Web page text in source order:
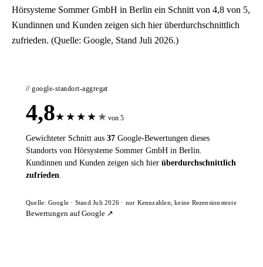
Hörsysteme Sommer GmbH in Berlin ein Schnitt von 4,8 von 5,
Kundinnen und Kunden zeigen sich hier überdurchschnittlich
zufrieden. (Quelle: Google, Stand Juli 2026.)
// google-standort-aggregat
4,8★ ★ ★ ★ ★ von 5
Gewichteter Schnitt aus 37 Google-Bewertungen dieses
Standorts von Hörsysteme Sommer GmbH in Berlin.
Kundinnen und Kunden zeigen sich hier überdurchschnittlich
zufrieden.
Quelle: Google · Stand Juli 2026 · nur Kennzahlen, keine Rezensionstexte
Bewertungen auf Google ↗